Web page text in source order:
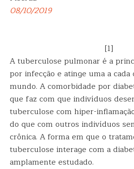
08/10/2019
[1]
A tuberculose pulmonar é a
por infecção e atinge uma a cada
mundo. A comorbidade por
que faz com que indivíduos
tuberculose com hiper-
do que com outros indivíduos
crônica. A forma em que o
tuberculose interage com a
amplamente estudado.